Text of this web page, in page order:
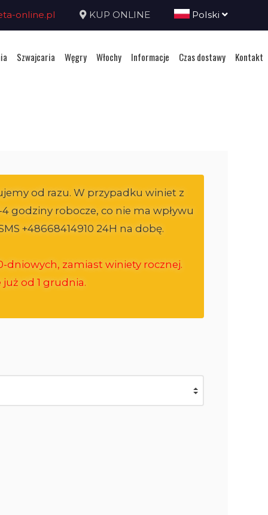
online.pl KUP ONLINE Polski
Szwajcaria Węgry Włochy Informacje Czas dostawy Kontakt
od razu. W przypadku winiet z
godziny robocze, co nie ma wpływu
+48668414910 24H na dobę.
dniowych, zamiast winiety rocznej.
od 1 grudnia.